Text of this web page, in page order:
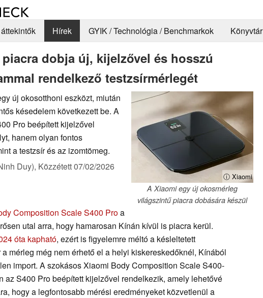
Hírek GYIK / Technológia / Benchmarkok Könyvtár
dobja új, kijelzővel és hosszú
rendelkező testzsírmérlegét
ⓘ Xiaomi
A Xiaomi egy új okosmérleg
világszintű piacra dobására készül
új okosotthoni eszközt, miután
késedelem következett be. A
Pro beépített kijelzővel
hanem olyan fontos
a testzsír és az izomtömeg.
Duy), Közzétett07/02/2026
Composition Scale S400 Proa
utal arra, hogy hamarosan Kínán kívül is piacra kerül.
óta kapható, ezért is figyelemre méltó a késleltetett
mérleg még nem érhető el a helyi kiskereskedőknél, Kínából
import. A szokásos Xiaomi Body Composition Scale S400-
az S400 Pro beépített kijelzővel rendelkezik, amely lehetővé
hogy a legfontosabb mérési eredményeket közvetlenül a